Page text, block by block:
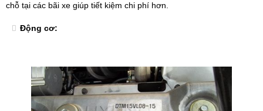
chỗ tại các bãi xe giúp tiết kiệm chi phí hơn.
Động cơ: